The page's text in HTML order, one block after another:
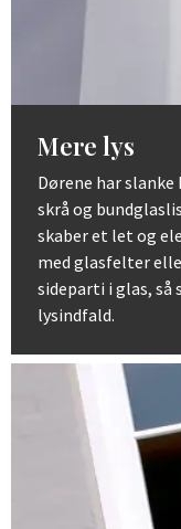
Mere lys
Dørene har
skrå og
skaber et let og
med glasfelter
sideparti i glas,
lysindfald.